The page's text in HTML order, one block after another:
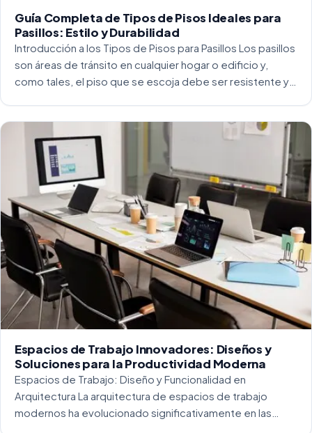
Guía Completa de Tipos de Pisos Ideales para
Pasillos: Estilo y Durabilidad
Introducción a los Tipos de Pisos para Pasillos Los pasillos
son áreas de tránsito en cualquier hogar o edificio y,
como tales, el piso que se escoja debe ser resistente y
Espacios de Trabajo Innovadores: Diseños y
Soluciones para la Productividad Moderna
Espacios de Trabajo: Diseño y Funcionalidad en
Arquitectura La arquitectura de espacios de trabajo
modernos ha evolucionado significativamente en las